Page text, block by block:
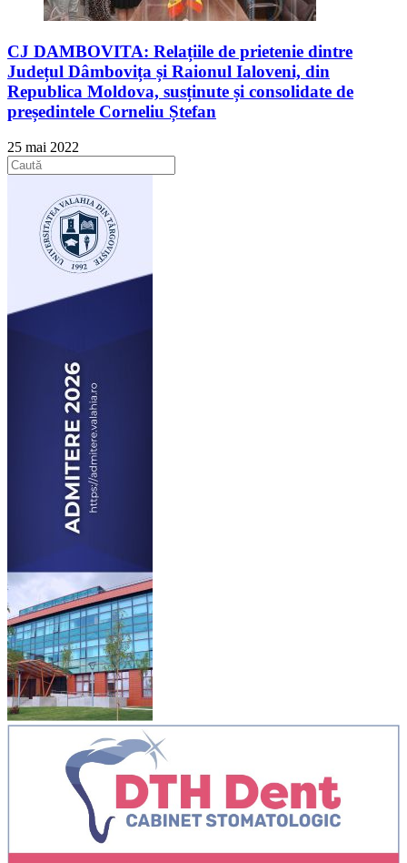
CJ DAMBOVITA: Relațiile de prietenie dintre
Județul Dâmbovița și Raionul Ialoveni, din
Republica Moldova, susținute și consolidate de
președintele Corneliu Ștefan
25 mai 2022